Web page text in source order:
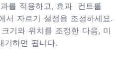
를 적용하고, 효과 컨트롤
서 자르기 설정을 조정하세요.
기와 위치를 조정한 다음, 미
기하면 됩니다.